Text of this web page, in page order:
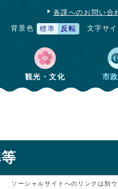
各課へのお問い合
背景色 標準 反転 文字サ
観光・文化 市
ソーシャルサイトへのリンクは別